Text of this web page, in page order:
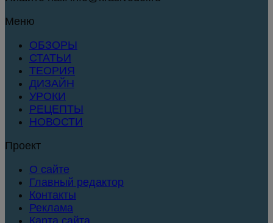
Меню
ОБЗОРЫ
СТАТЬИ
ТЕОРИЯ
ДИЗАЙН
УРОКИ
РЕЦЕПТЫ
НОВОСТИ
Проект
О сайте
Главный редактор
Контакты
Реклама